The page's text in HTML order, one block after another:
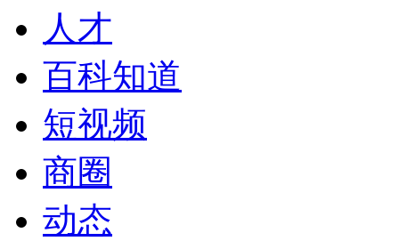
人才
百科知道
短视频
商圈
动态